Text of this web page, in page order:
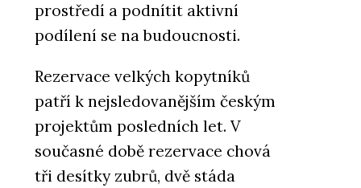
Swisspearl Česká republika a.s.
prostředí a podnítit aktivní
podílení se na budoucnosti.
Rezervace velkých kopytníků
patří k nejsledovanějším českým
projektům posledních let. V
současné době rezervace chová
tři desítky zubrů, dvě stáda